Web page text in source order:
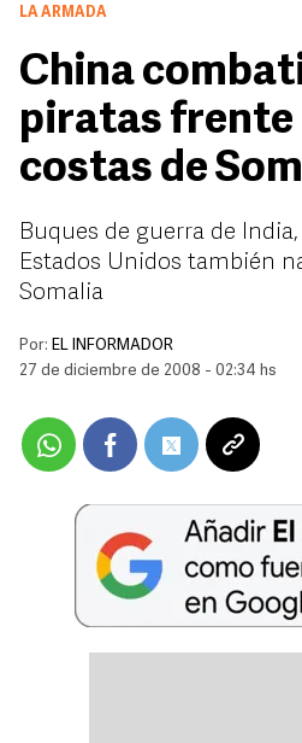
LA ARMADA
China
piratas frente
costas de
Buques de guerra de
Estados Unidos también
Somalia
Por: EL INFORMADOR
27 de diciembre de 2008 - 02:34 hs